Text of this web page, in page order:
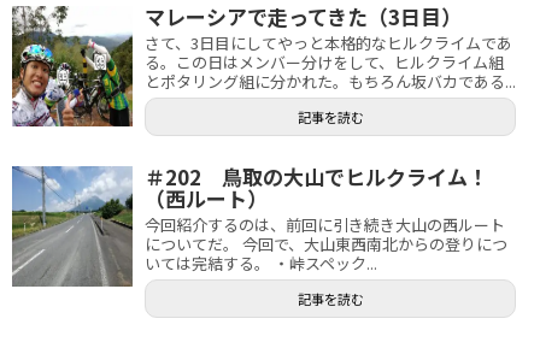
マレーシアで走ってきた（3日目）
さて、3日目にしてやっと本格的なヒルクライムであ
る。この日はメンバー分けをして、ヒルクライム組
とポタリング組に分かれた。もちろん坂バカである...
記事を読む
＃202 鳥取の大山でヒルクライム！
（西ルート）
今回紹介するのは、前回に引き続き大山の西ルート
についてだ。 今回で、大山東西南北からの登りにつ
いては完結する。 ・峠スペック...
記事を読む